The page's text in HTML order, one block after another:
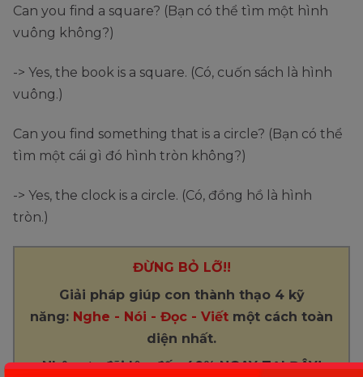
Can you find a square? (Bạn có thể tìm một hình
vuông không?)
-> Yes, the book is a square. (Có, cuốn sách là hình
vuông.)
Can you find something that is a circle? (Bạn có thể
tìm một cái gì đó hình tròn không?)
-> Yes, the clock is a circle. (Có, đồng hồ là hình
tròn.)
ĐỪNG BỎ LỠ!!
Giải pháp giúp con thành thạo 4 kỹ
năng: Nghe - Nói - Đọc - Viết một cách toàn
diện nhất.
Nhận ưu đãi lên đến 40% NGAY TẠI ĐÂY!